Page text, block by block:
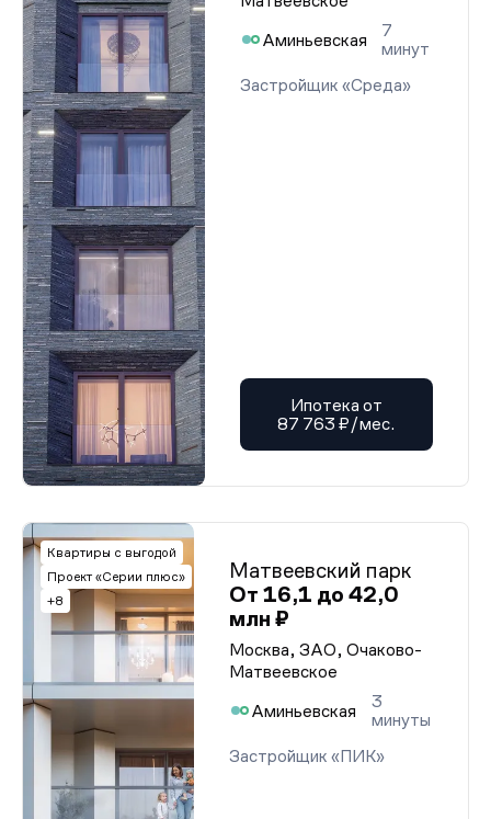
Аминьевская
7
минут
Застройщик «Среда»
Ипотека от
87 763 ₽/мес.
Квартиры с выгодой
Проект «Серии плюс»
+8
Матвеевский парк
От 16,1 до 42,0
млн ₽
Москва, ЗАО, Очаково-
Матвеевское
Аминьевская
3
минуты
Застройщик «ПИК»